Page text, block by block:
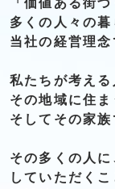
「価値ある街づ
多くの人々の暮
当社の経営理念
私たちが考える
その地域に住ま
そして その家族
その多くの人に
していただく